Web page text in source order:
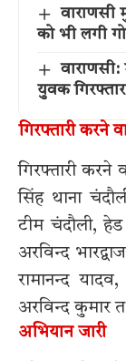
वाराणसी
को भी लगी
युवक
गिरफ्तारी करने
गिरफ्तारी करने
सिंह थाना
टीम चंदौली,
अरविन्द
रामानन्द
अरविन्द कुमार
अभियान जारी